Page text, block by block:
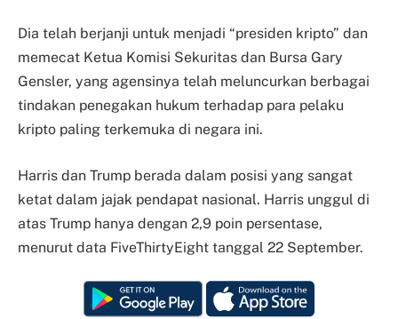
Dia telah berjanji untuk menjadi “presiden kripto” dan
memecat Ketua Komisi Sekuritas dan Bursa Gary
Gensler, yang agensinya telah meluncurkan berbagai
tindakan penegakan hukum terhadap para pelaku
kripto paling terkemuka di negara ini.
Harris dan Trump berada dalam posisi yang sangat
ketat dalam jajak pendapat nasional. Harris unggul di
atas Trump hanya dengan 2,9 poin persentase,
menurut data FiveThirtyEight tanggal 22 September.